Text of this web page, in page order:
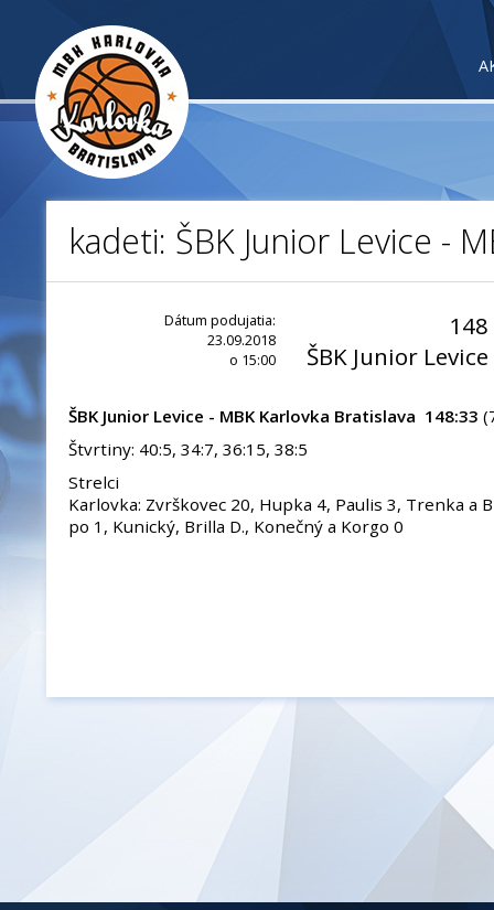
kadeti: ŠBK Junior Levice -
Dátum podujatia:
23.09.2018
o 15:00
148
ŠBK Junior Levice
ŠBK Junior Levice - MBK Karlovka Bratislava 148:33
Štvrtiny: 40:5, 34:7, 36:15, 38:5
Strelci
Karlovka: Zvrškovec 20, Hupka 4, Paulis 3, Trenka a
po 1, Kunický, Brilla D., Konečný a Korgo 0